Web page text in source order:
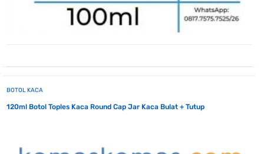
BOTOL KACA
120ml Botol Toples Kaca Round Cap Jar Kaca Bulat + Tutup